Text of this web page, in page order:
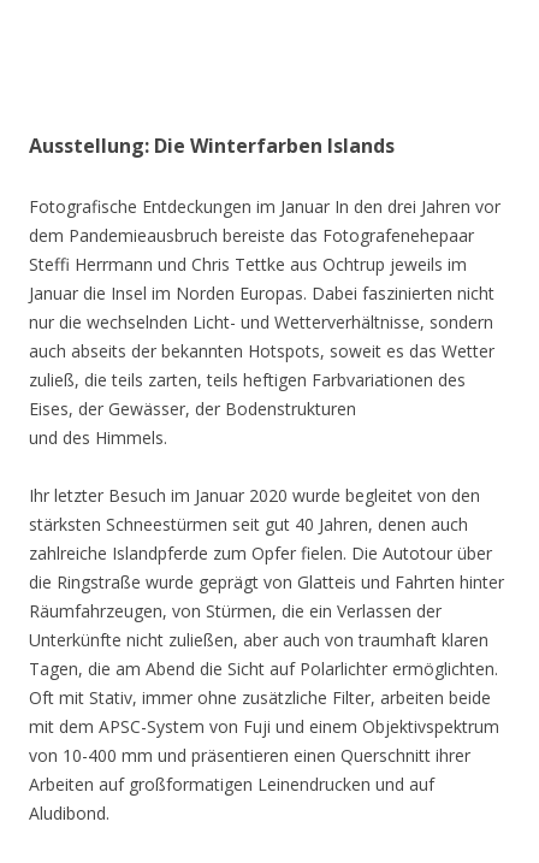
Ausstellung: Die Winterfarben Islands
Fotografische Entdeckungen im Januar In den drei Jahren vor
dem Pandemieausbruch bereiste das Fotografenehepaar
Steffi Herrmann und Chris Tettke aus Ochtrup jeweils im
Januar die Insel im Norden Europas. Dabei faszinierten nicht
nur die wechselnden Licht- und Wetterverhältnisse, sondern
auch abseits der bekannten Hotspots, soweit es das Wetter
zuließ, die teils zarten, teils heftigen Farbvariationen des
Eises, der Gewässer, der Bodenstrukturen
und des Himmels.
Ihr letzter Besuch im Januar 2020 wurde begleitet von den
stärksten Schneestürmen seit gut 40 Jahren, denen auch
zahlreiche Islandpferde zum Opfer fielen. Die Autotour über
die Ringstraße wurde geprägt von Glatteis und Fahrten hinter
Räumfahrzeugen, von Stürmen, die ein Verlassen der
Unterkünfte nicht zuließen, aber auch von traumhaft klaren
Tagen, die am Abend die Sicht auf Polarlichter ermöglichten.
Oft mit Stativ, immer ohne zusätzliche Filter, arbeiten beide
mit dem APSC-System von Fuji und einem Objektivspektrum
von 10-400 mm und präsentieren einen Querschnitt ihrer
Arbeiten auf großformatigen Leinendrucken und auf
Aludibond.